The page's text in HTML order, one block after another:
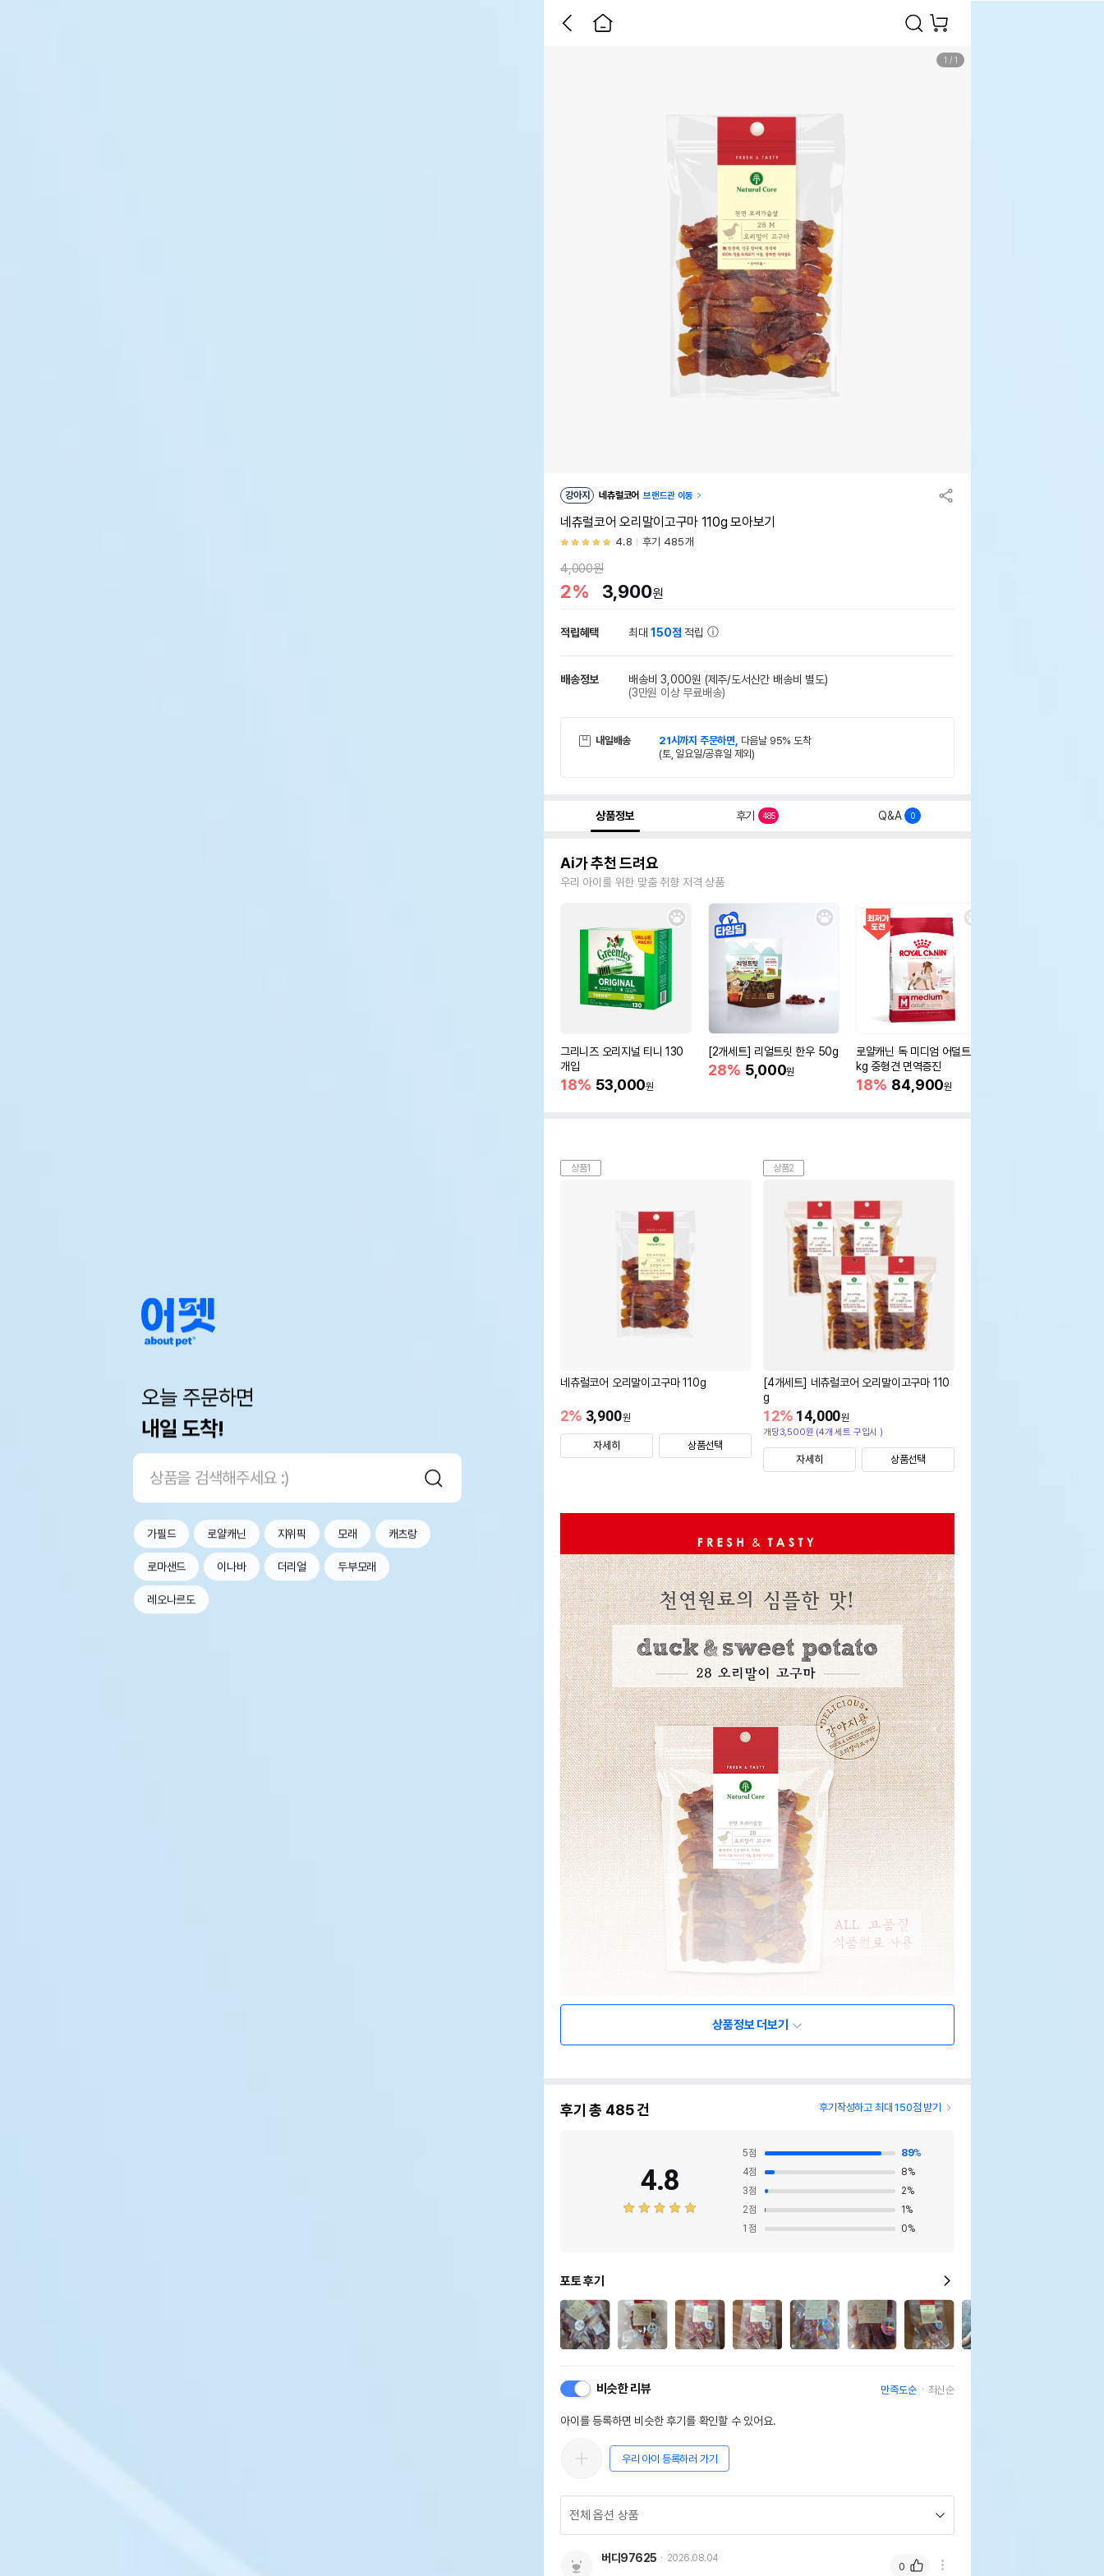
오늘 주문하면
내일 도착!
가필드 로얄캐닌 지위픽 모래 캐츠랑
로마샌드 이나바 더리얼 두부모래
레오나르도
1 / 1
강아지 네츄럴코어 브랜드관 이동
네츄럴코어 오리말이고구마 110g 모아보기
4.8 후기 485개
4,000원
2% 3,900원
적립혜택 최대150점 적립
배송정보 배송비 3,000원 (제주/도서산간 배송비 별도)
(3만원 이상 무료배송)
내일배송 21시까지 주문하면, 다음날 95% 도착
(토, 일요일/공휴일 제외)
상품정보 후기 485 Q&A 0
Ai가 추천 드려요
우리 아이를 위한 맞춤 취향 저격 상품
그리니즈 오리지널 티니 130
개입
18% 53,000원
[2개세트] 리얼트릿 한우 50g
28% 5,000원
로얄캐닌 독 미디엄 어덜트 10
kg 중형견 면역증진
18% 84,900원
상품1
네츄럴코어 오리말이고구마 110g
3,900원
2%
자세히 상품선택
상품2
[4개세트] 네츄럴코어 오리말이고구마 110
g
14,000원
12%
개당3,500원 (4개 세트 구입시 )
자세히 상품선택
상품정보 더보기
후기 총 485건 후기작성하고 최대 150점 받기
4.8
5점 89%
4점 8%
3점 2%
2점 1 %
1 점 0%
포토 후기
비슷한 리뷰 만족도순 최신순
아이를 등록하면 비슷한 후기를 확인할 수 있어요.
우리 아이 등록하러 가기
버디97625 2026.08.04
0